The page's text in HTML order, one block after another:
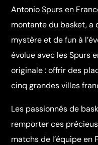
Antonio Spurs en
montante du basket, a
mystère et de fun à
évolue avec les Spurs
originale : offrir des
cinq grandes villes
Les passionnés de
remporter ces
matchs de l’équipe en